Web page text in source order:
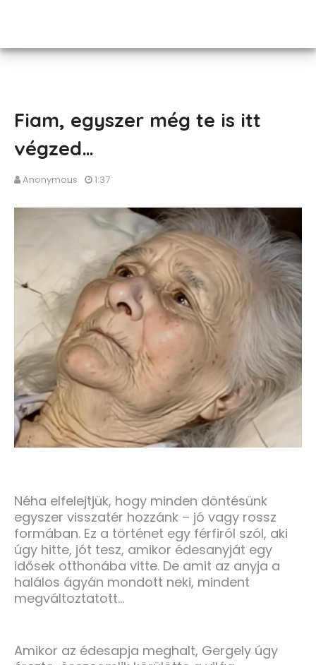
Fiam, egyszer még te is itt
végzed…
Anonymous 1:37
Néha elfelejtjük, hogy minden döntésünk
egyszer visszatér hozzánk – jó vagy rossz
formában. Ez a történet egy férfiról szól, aki
úgy hitte, jót tesz, amikor édesanyját egy
idősek otthonába vitte. De amit az anyja a
halálos ágyán mondott neki, mindent
megváltoztatott...
Amikor az édesapja meghalt, Gergely úgy